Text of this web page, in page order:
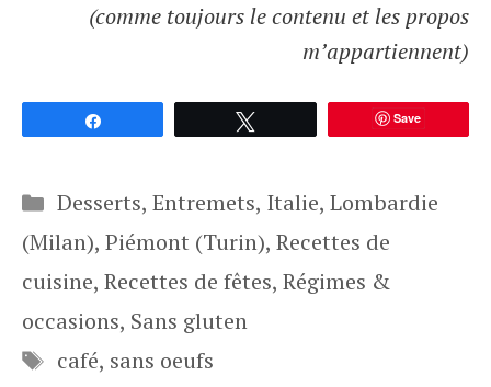
(comme toujours le contenu et les propos
m’appartiennent)
Save
Catégories
Desserts, Entremets, Italie, Lombardie
(Milan), Piémont (Turin), Recettes de
cuisine, Recettes de fêtes, Régimes &
occasions, Sans gluten
Étiquettes
café, sans oeufs